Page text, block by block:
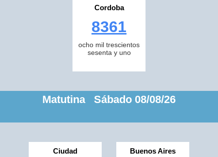
Cordoba
8361
ocho mil trescientos
sesenta y uno
Matutina Sábado 08/08/26
Ciudad Buenos Aires